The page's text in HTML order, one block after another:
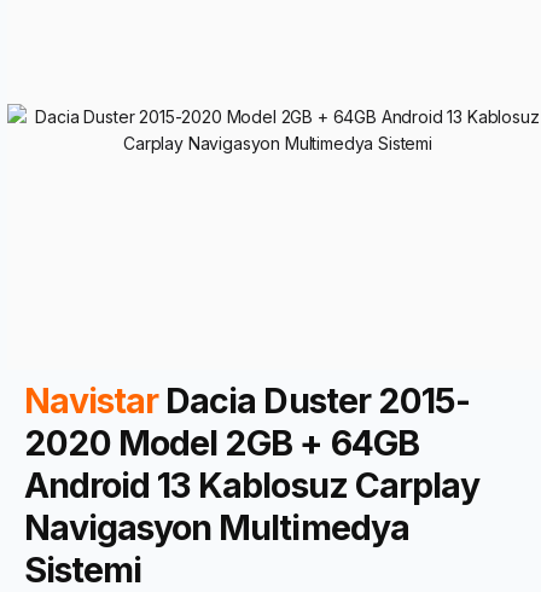
NavistarDacia Duster 2015-
2020 Model 2GB + 64GB
Android 13 Kablosuz Carplay
Navigasyon Multimedya
Sistemi